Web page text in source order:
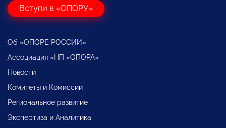
Вступи в «ОПОРУ»
Об «ОПОРЕ РОССИИ»
Ассоциация «НП «ОПОРА»
Новости
Комитеты и Комиссии
Региональное развитие
Экспертиза и Аналитика